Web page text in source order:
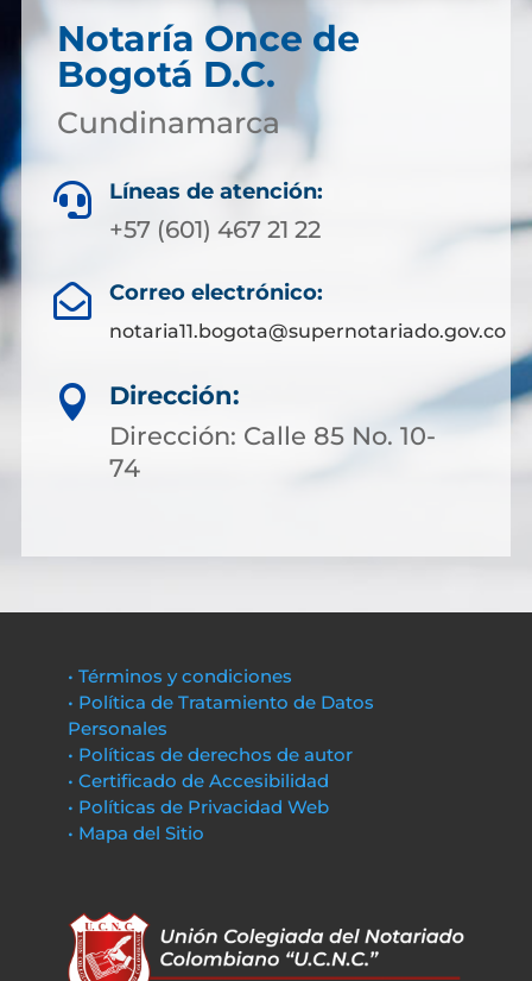
Notaría Once de
Bogotá D.C.
Cundinamarca
 Líneas de atención:
+57 (601) 467 21 22
 Correo electrónico:
notaria11.bogota@supernotariado.gov.co

Dirección:
Dirección: Calle 85 No. 10-
74
• Términos y condiciones
• Política de Tratamiento de Datos
Personales
• Políticas de derechos de autor
• Certificado de Accesibilidad
• Políticas de Privacidad Web
• Mapa del Sitio